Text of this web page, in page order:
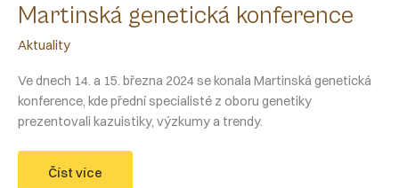
Martinská genetická konference
Aktuality
Ve dnech 14. a 15. března 2024 se konala Martinská genetická
konference, kde přední specialisté z oboru genetiky
prezentovali kazuistiky, výzkumy a trendy.
Martinská
Číst více